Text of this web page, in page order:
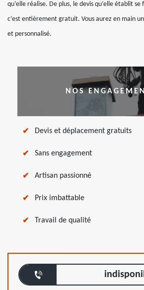
qu’elle réalise. De plus, le devis qu’elle établit
c’est entièrement gratuit. Vous aurez en main
et personnalisé.
NOS
Devis et déplacement gratuits
Sans engagement
Artisan passionné
Prix imbattable
Travail de qualité